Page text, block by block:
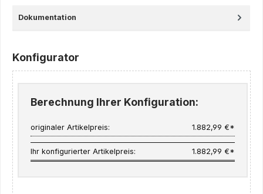
Dokumentation
Konfigurator
Berechnung Ihrer Konfiguration:
originaler Artikelpreis: 1.882,99 €*
Ihr konfigurierter Artikelpreis: 1.882,99 €*